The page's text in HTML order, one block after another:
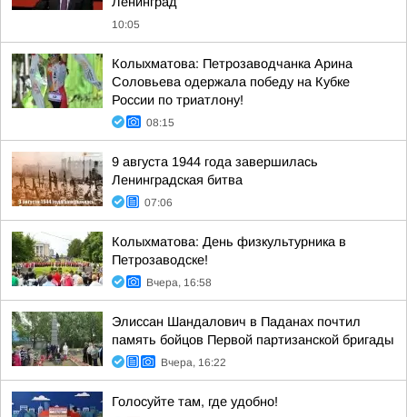
10:05
Колыхматова: Петрозаводчанка Арина
Соловьева одержала победу на Кубке
России по триатлону!
08:15
9 августа 1944 года завершилась
Ленинградская битва
07:06
Колыхматова: День физкультурника в
Петрозаводске!
Вчера, 16:58
Элиссан Шандалович в Паданах почтил
память бойцов Первой партизанской бригады
Вчера, 16:22
Голосуйте там, где удобно!